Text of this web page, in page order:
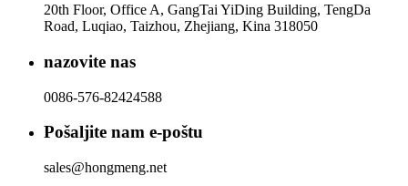
20th Floor, Office A, GangTai YiDing Building, TengDa
Road, Luqiao, Taizhou, Zhejiang, Kina 318050
nazovite nas
0086-576-82424588
Pošaljite nam e-poštu
sales@hongmeng.net